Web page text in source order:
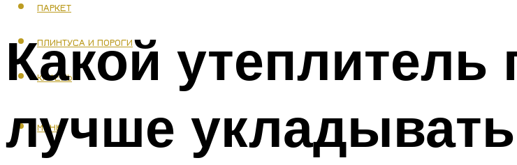
ПАРКЕТ
ПЛИНТУСА И ПОРОГИ
КАФЕЛЬ
МЕНЮ
Какой
лучше укладывать